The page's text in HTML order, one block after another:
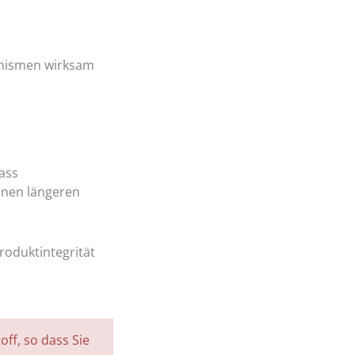
wirksam
längeren
so dass Sie